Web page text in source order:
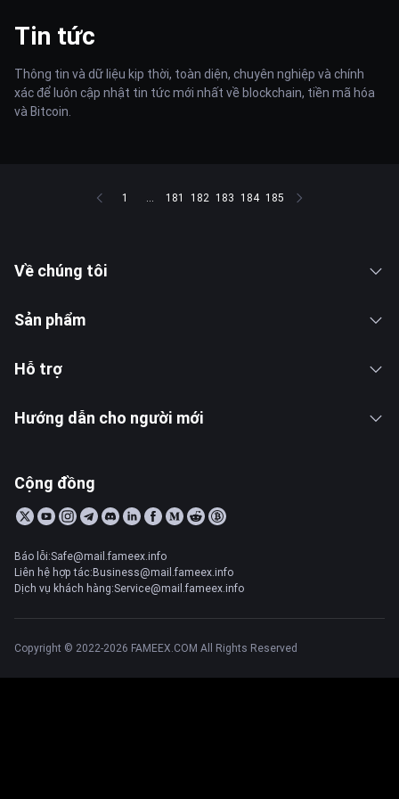
Tin tức
Thông tin và dữ liệu kịp thời, toàn diện, chuyên nghiệp và chính
xác để luôn cập nhật tin tức mới nhất về blockchain, tiền mã hóa
và Bitcoin.
1 ... 181 182 183 184 185
Về chúng tôi
Sản phẩm
Hỗ trợ
Hướng dẫn cho người mới
Cộng đồng
Báo lỗi:Safe@mail.fameex.info
Liên hệ hợp tác:Business@mail.fameex.info
Dịch vụ khách hàng:Service@mail.fameex.info
Copyright © 2022-2026 FAMEEX.COM All Rights Reserved